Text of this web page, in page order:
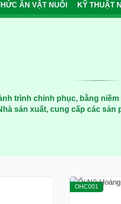
ĂN VẬT NUÔI KỸ THUẬT
trình chinh phục, bằng
sản xuất, cung cấp các
OHC001